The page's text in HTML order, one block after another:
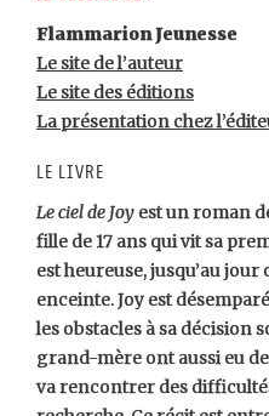
Flammarion Jeunesse
Le site de l’auteur
Le site des éditions
La présentation chez
Le livre
Le ciel de Joyest un roman
fille de 17 ans qui vit sa
est heureuse, jusqu’au jour
enceinte. Joy est
les obstacles à sa décision
grand-mère ont aussi eu
va rencontrer des